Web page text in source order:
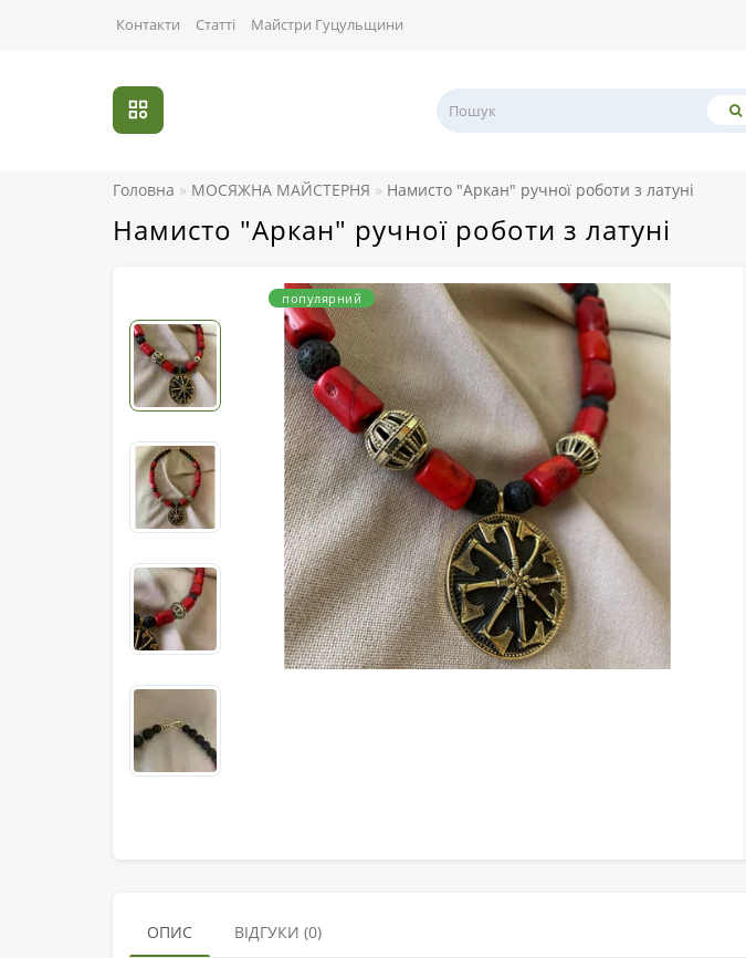
Контакти Статті Майстри Гуцульщини
Головна МОСЯЖНА МАЙСТЕРНЯ Намисто "Аркан" ручної роботи з латуні
Намисто "Аркан" ручної роботи з латуні
популярний
ОПИС ВІДГУКИ (0)